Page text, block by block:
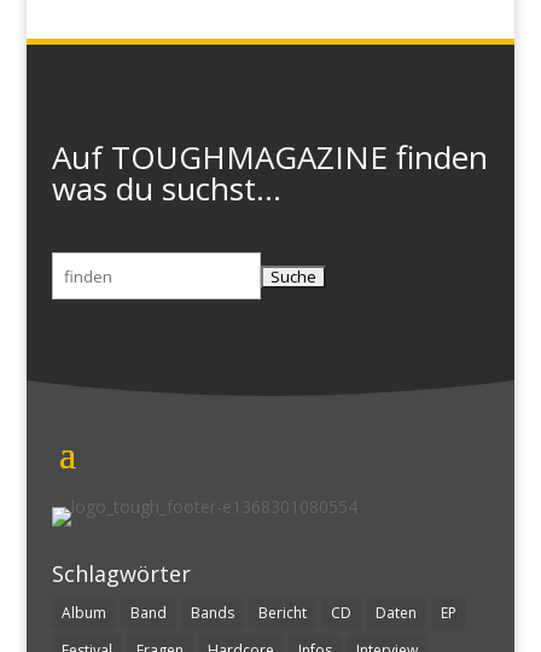
Auf TOUGHMAGAZINE finden
was du suchst...
Suchen
nach:
Schlagwörter
Album Band Bands Bericht CD Daten
EP